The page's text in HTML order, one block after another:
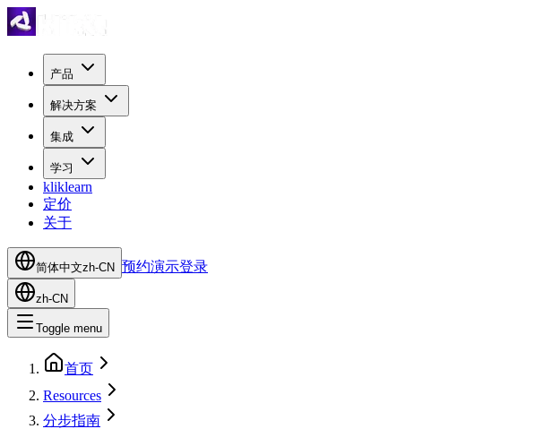
产品
解决方案
集成
学习
kliklearn
定价
关于
简体中文zh-CN 预约演示登录
zh-CN
Toggle menu
首页
Resources
分步指南